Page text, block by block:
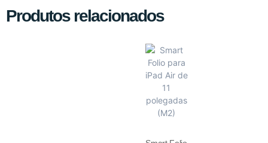
Produtos relacionados